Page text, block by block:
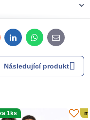
LinkedInWhatsApp
E-
mail
Následující produkt
1ks